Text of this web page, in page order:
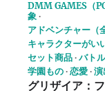
DMM GAMES（
象
アドベンチャー（
キャラクターがい
セット商品 バトル
学園もの 恋愛 演
グリザイア：